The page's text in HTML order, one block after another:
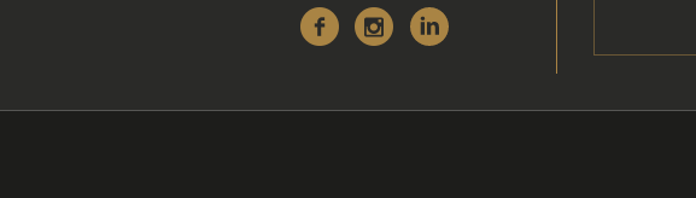
Instagram
Linkedin